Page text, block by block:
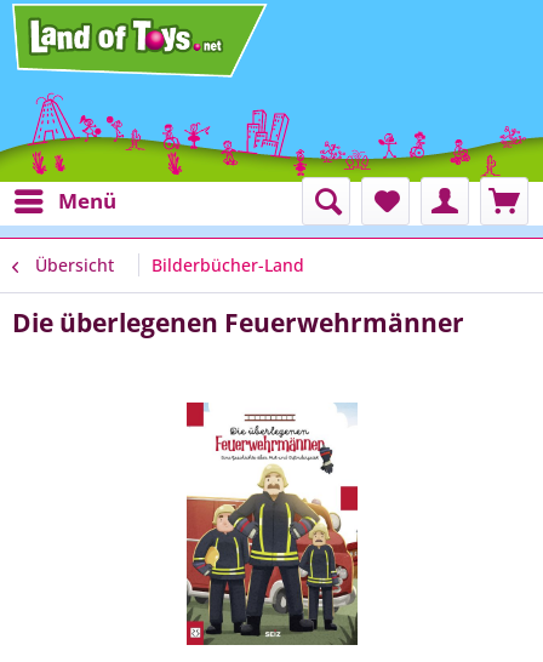
Menü
Übersicht Bilderbücher-Land
Die überlegenen Feuerwehrmänner